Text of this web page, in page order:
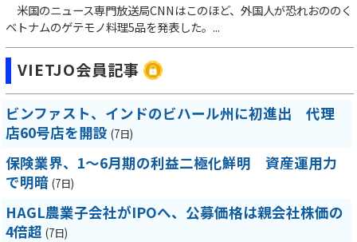
米国のニュース専門放送局CNNはこのほど、外国人が恐れおののく
ベトナムのゲテモノ料理5品を発表した。...
VIETJO会員記事
ビンファスト、インドのビハール州に初進出 代理
店60号店を開設 (7日)
保険業界、1～6月期の利益二極化鮮明 資産運用力
で明暗 (7日)
HAGL農業子会社がIPOへ、公募価格は親会社株価の
4倍超 (7日)